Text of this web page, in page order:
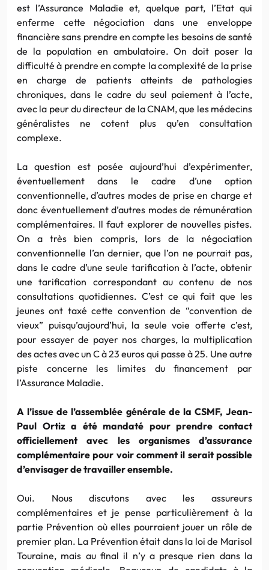
est l’Assurance Maladie et, quelque part, l’Etat qui
enferme cette négociation dans une enveloppe
financière sans prendre en compte les besoins de santé
de la population en ambulatoire. On doit poser la
difficulté à prendre en compte la complexité de la prise
en charge de patients atteints de pathologies
chroniques, dans le cadre du seul paiement à l’acte,
avec la peur du directeur de la CNAM, que les médecins
généralistes ne cotent plus qu’en consultation
complexe.
La question est posée aujourd’hui d’expérimenter,
éventuellement dans le cadre d’une option
conventionnelle, d’autres modes de prise en charge et
donc éventuellement d’autres modes de rémunération
complémentaires. Il faut explorer de nouvelles pistes.
On a très bien compris, lors de la négociation
conventionnelle l’an dernier, que l’on ne pourrait pas,
dans le cadre d’une seule tarification à l’acte, obtenir
une tarification correspondant au contenu de nos
consultations quotidiennes. C’est ce qui fait que les
jeunes ont taxé cette convention de “convention de
vieux” puisqu’aujourd’hui, la seule voie offerte c’est,
pour essayer de payer nos charges, la multiplication
des actes avec un C à 23 euros qui passe à 25. Une autre
piste concerne les limites du financement par
l’Assurance Maladie.
A l’issue de l’assemblée générale de la CSMF, Jean-
Paul Ortiz a été mandaté pour prendre contact
officiellement avec les organismes d’assurance
complémentaire pour voir comment il serait possible
d’envisager de travailler ensemble.
Oui. Nous discutons avec les assureurs
complémentaires et je pense particulièrement à la
partie Prévention où elles pourraient jouer un rôle de
premier plan. La Prévention était dans la loi de Marisol
Touraine, mais au final il n’y a presque rien dans la